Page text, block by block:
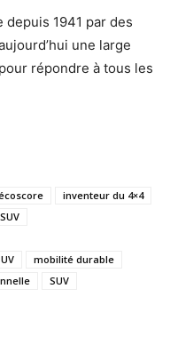
1941 par des
une large
répondre à tous les
inventeur du 4×4
mobilité durable
SUV